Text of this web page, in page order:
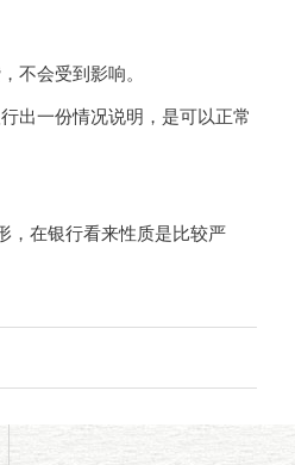
会受到影响。
出一份情况说明，是可以正常
在银行看来性质是比较严